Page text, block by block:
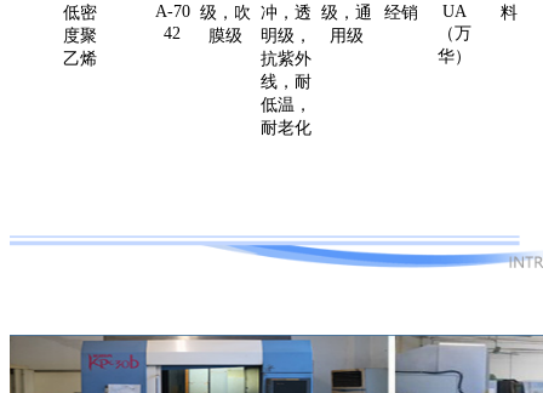
低密
度聚
乙烯
A-70
42
级，吹
膜级
冲，透
明级，
抗紫外
线，耐
低温，
耐老化
级，通
用级
经销
UA
（万
华）
料